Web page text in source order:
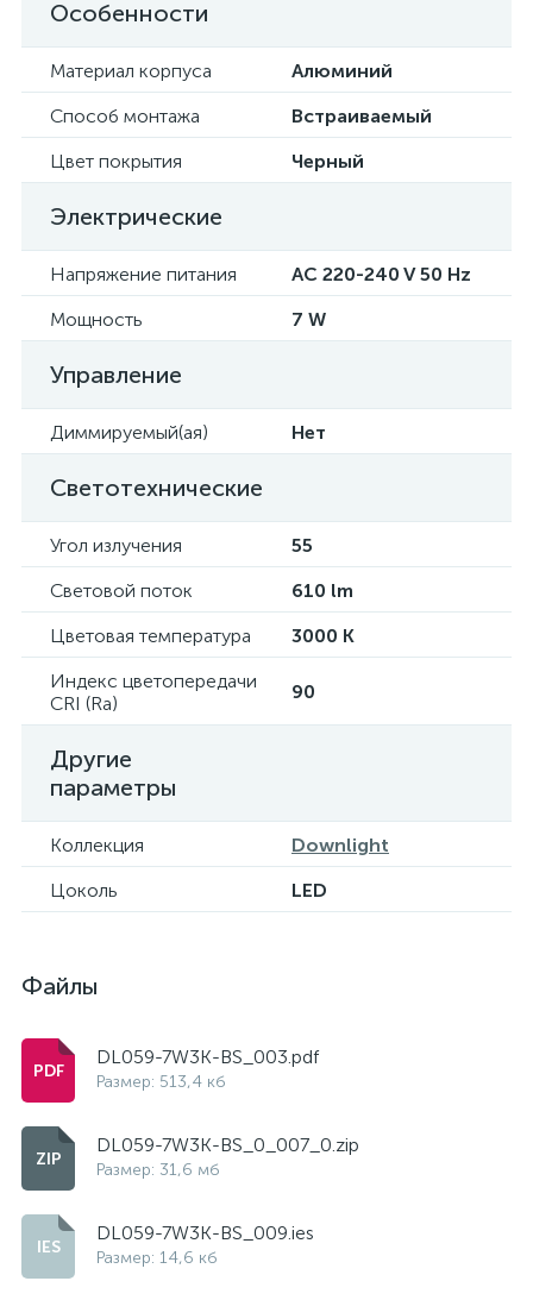
Особенности
Материал корпуса
Алюминий
Способ монтажа
Встраиваемый
Цвет покрытия
Черный
Электрические
Напряжение питания
AC 220-240 V 50 Hz
Мощность
7 W
Управление
Диммируемый(ая) Нет
Светотехнические
Угол излучения
55
Световой поток
610 lm
Цветовая температура
3000 K
Индекс цветопередачи
CRI (Ra)
90
Другие
параметры
Коллекция
Downlight
Цоколь
LED
Файлы
DL059-7W3K-BS_003.pdf
Размер: 513,4 кб
DL059-7W3K-BS_0_007_0.zip
Размер: 31,6 мб
DL059-7W3K-BS_009.ies
Размер: 14,6 кб